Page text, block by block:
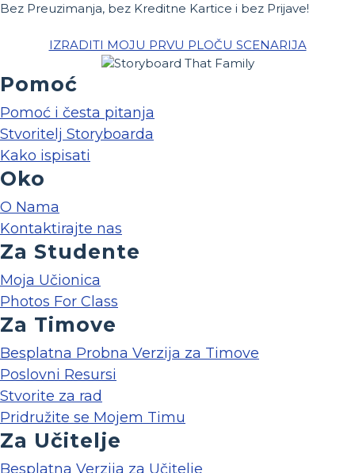
Bez Preuzimanja, bez Kreditne Kartice i bez Prijave!
IZRADITI MOJU PRVU PLOČU SCENARIJA
Pomoć
Pomoć i česta pitanja
Stvoritelj Storyboarda
Kako ispisati
Oko
O Nama
Kontaktirajte nas
Za Studente
Moja Učionica
Photos For Class
Za Timove
Besplatna Probna Verzija za Timove
Poslovni Resursi
Stvorite za rad
Pridružite se Mojem Timu
Za Učitelje
Besplatna Verzija za Učitelje